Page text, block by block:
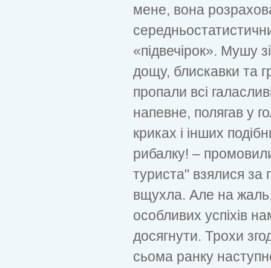
мене, вона
«підвечірок». Мушу
дощу, блискавки та
пропали всі
напевне, полягав у
криках і інших
рибалку! –
туриста" взялися за
вщухла. Але на жаль,
особливих успіхів
досягнути. Трохи
сьома ранку